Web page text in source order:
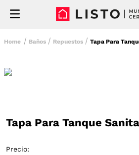
Baños Repuestos Tapa Para
Tapa Para Tanque
Precio: